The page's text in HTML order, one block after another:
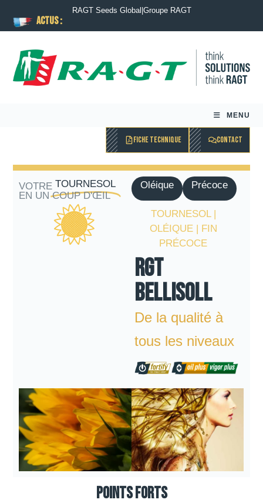
ACTUS :
RAGT Seeds Global Groupe RAGT
MENU
FICHE TECHNIQUE CONTACT
VOTRE TOURNESOL
EN UN COUP D'ŒIL
Oléique Précoce
TOURNESOL |
OLÉIQUE | FIN
PRÉCOCE
RGT
BELLISOLL
De la qualité à
tous les niveaux
Points forts